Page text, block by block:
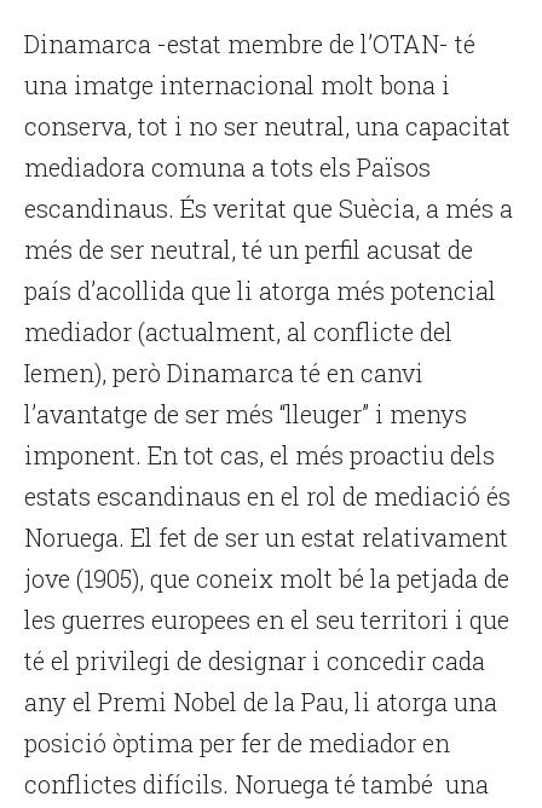
Dinamarca -estat membre de l’OTAN- té
una imatge internacional molt bona i
conserva, tot i no ser neutral, una capacitat
mediadora comuna a tots els Països
escandinaus. És veritat que Suècia, a més a
més de ser neutral, té un perfil acusat de
país d’acollida que li atorga més potencial
mediador (actualment, al conflicte del
Iemen), però Dinamarca té en canvi
l’avantatge de ser més “lleuger” i menys
imponent. En tot cas, el més proactiu dels
estats escandinaus en el rol de mediació és
Noruega. El fet de ser un estat relativament
jove (1905), que coneix molt bé la petjada de
les guerres europees en el seu territori i que
té el privilegi de designar i concedir cada
any el Premi Nobel de la Pau, li atorga una
posició òptima per fer de mediador en
conflictes difícils. Noruega té també una